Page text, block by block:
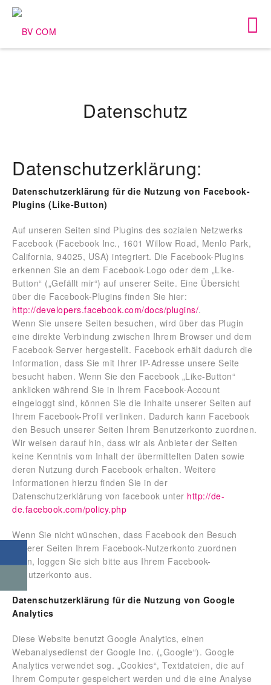
Datenschutz
Datenschutzerklärung:
Datenschutzerklärung für die Nutzung von Facebook-
Plugins (Like-Button)
Auf unseren Seiten sind Plugins des sozialen Netzwerks
Facebook (Facebook Inc., 1601 Willow Road, Menlo Park,
California, 94025, USA) integriert. Die Facebook-Plugins
erkennen Sie an dem Facebook-Logo oder dem „Like-
Button“ („Gefällt mir“) auf unserer Seite. Eine Übersicht
über die Facebook-Plugins finden Sie hier:
http://developers.facebook.com/docs/plugins/.
Wenn Sie unsere Seiten besuchen, wird über das Plugin
eine direkte Verbindung zwischen Ihrem Browser und dem
Facebook-Server hergestellt. Facebook erhält dadurch die
Information, dass Sie mit Ihrer IP-Adresse unsere Seite
besucht haben. Wenn Sie den Facebook „Like-Button“
anklicken während Sie in Ihrem Facebook-Account
eingeloggt sind, können Sie die Inhalte unserer Seiten auf
Ihrem Facebook-Profil verlinken. Dadurch kann Facebook
den Besuch unserer Seiten Ihrem Benutzerkonto zuordnen.
Wir weisen darauf hin, dass wir als Anbieter der Seiten
keine Kenntnis vom Inhalt der übermittelten Daten sowie
deren Nutzung durch Facebook erhalten. Weitere
Informationen hierzu finden Sie in der
Datenschutzerklärung von facebook unter http://de-
de.facebook.com/policy.php
Wenn Sie nicht wünschen, dass Facebook den Besuch
unserer Seiten Ihrem Facebook-Nutzerkonto zuordnen
kann, loggen Sie sich bitte aus Ihrem Facebook-
Benutzerkonto aus.
Datenschutzerklärung für die Nutzung von Google
Analytics
Diese Website benutzt Google Analytics, einen
Webanalysedienst der Google Inc. („Google“). Google
Analytics verwendet sog. „Cookies“, Textdateien, die auf
Ihrem Computer gespeichert werden und die eine Analyse